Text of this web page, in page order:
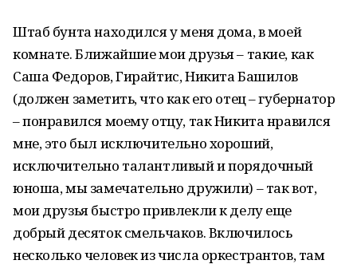
Штаб бунта находился у меня дома, в моей
комнате. Ближайшие мои друзья – такие, как
Саша Федоров, Гирайтис, Никита Башилов
(должен заметить, что как его отец – губернатор
– понравился моему отцу, так Никита нравился
мне, это был исключительно хороший,
исключительно талантливый и порядочный
юноша, мы замечательно дружили) – так вот,
мои друзья быстро привлекли к делу еще
добрый десяток смельчаков. Включилось
несколько человек из числа оркестрантов, там